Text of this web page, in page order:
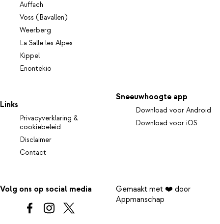
Auffach
Voss (Bavallen)
Weerberg
La Salle les Alpes
Kippel
Enontekiö
Links
Privacyverklaring &
cookiebeleid
Disclaimer
Contact
Sneeuwhoogte app
Download voor Android
Download voor iOS
Volg ons op social media
Gemaakt met ❤️ door
Appmanschap